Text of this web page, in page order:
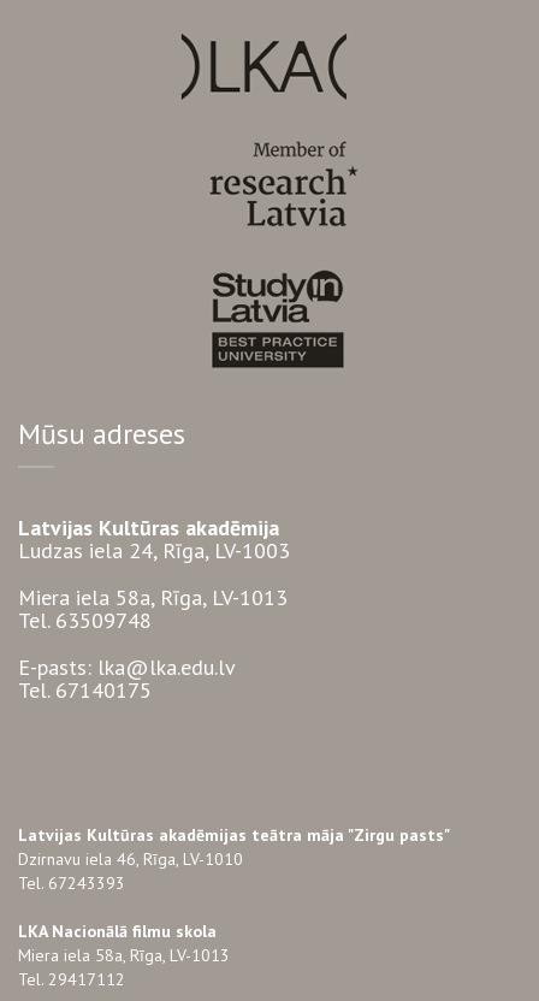
Mūsu adreses
Latvijas Kultūras akadēmija
Ludzas iela 24, Rīga, LV-1003
Miera iela 58a, Rīga, LV-1013
Tel. 63509748
E-pasts: lka@lka.edu.lv
Tel. 67140175
Latvijas Kultūras akadēmijas teātra māja "Zirgu pasts"
Dzirnavu iela 46, Rīga, LV-1010
Tel. 67243393
LKA Nacionālā filmu skola
Miera iela 58a, Rīga, LV-1013
Tel. 29417112